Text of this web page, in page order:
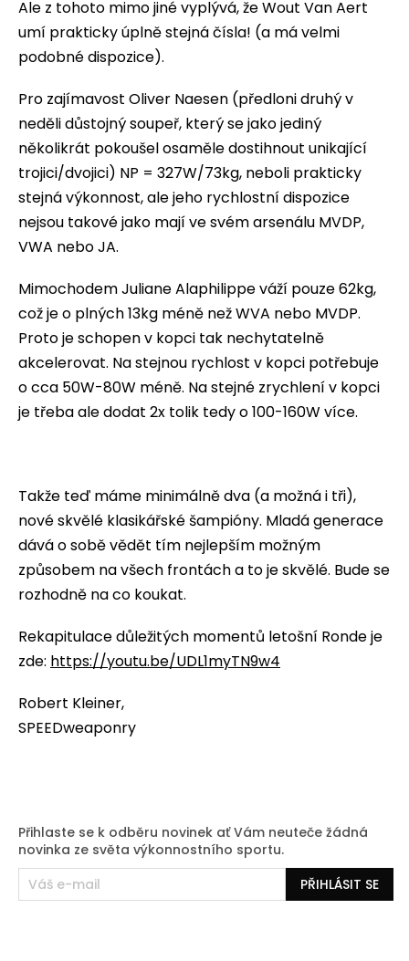
Ale z tohoto mimo jiné vyplývá, že Wout Van Aert
umí prakticky úplně stejná čísla! (a má velmi
podobné dispozice).
Pro zajímavost Oliver Naesen (předloni druhý v
neděli důstojný soupeř, který se jako jediný
několikrát pokoušel osaměle dostihnout unikající
trojici/dvojici) NP = 327W/73kg, neboli prakticky
stejná výkonnost, ale jeho rychlostní dispozice
nejsou takové jako mají ve svém arsenálu MVDP,
VWA nebo JA.
Mimochodem Juliane Alaphilippe váží pouze 62kg,
což je o plných 13kg méně než WVA nebo MVDP.
Proto je schopen v kopci tak nechytatelně
akcelerovat. Na stejnou rychlost v kopci potřebuje
o cca 50W-80W méně. Na stejné zrychlení v kopci
je třeba ale dodat 2x tolik tedy o 100-160W více.
Takže teď máme minimálně dva (a možná i tři),
nové skvělé klasikářské šampióny. Mladá generace
dává o sobě vědět tím nejlepším možným
způsobem na všech frontách a to je skvělé. Bude se
rozhodně na co koukat.
Rekapitulace důležitých momentů letošní Ronde je
zde: https://youtu.be/UDL1myTN9w4
Robert Kleiner,
SPEEDweaponry
Přihlaste se k odběru novinek ať Vám neuteče žádná
novinka ze světa výkonnostního sportu.